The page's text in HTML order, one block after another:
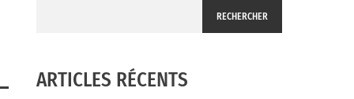
RECHERCHER
ARTICLES RÉCENTS